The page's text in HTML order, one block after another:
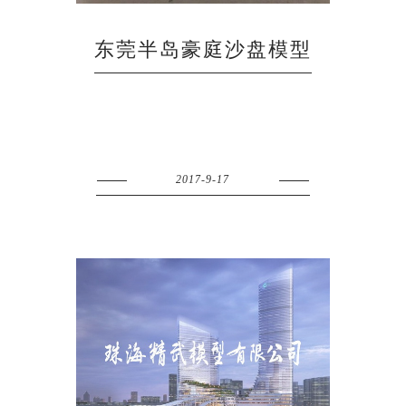
东莞半岛豪庭沙盘模型
2017-9-17